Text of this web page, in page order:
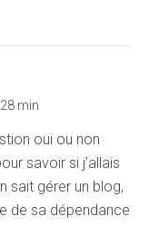
min
oui ou non
savoir si j’allais
sait gérer un blog,
de sa dépendance